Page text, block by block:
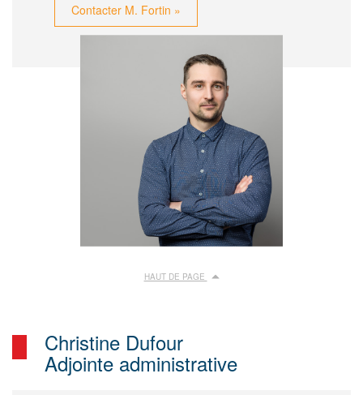
Contacter M. Fortin »
HAUT DE PAGE
Christine Dufour
Adjointe administrative